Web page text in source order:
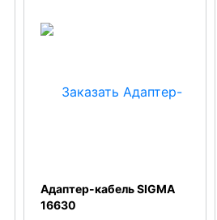
Адаптер-кабель SIGMA
16630